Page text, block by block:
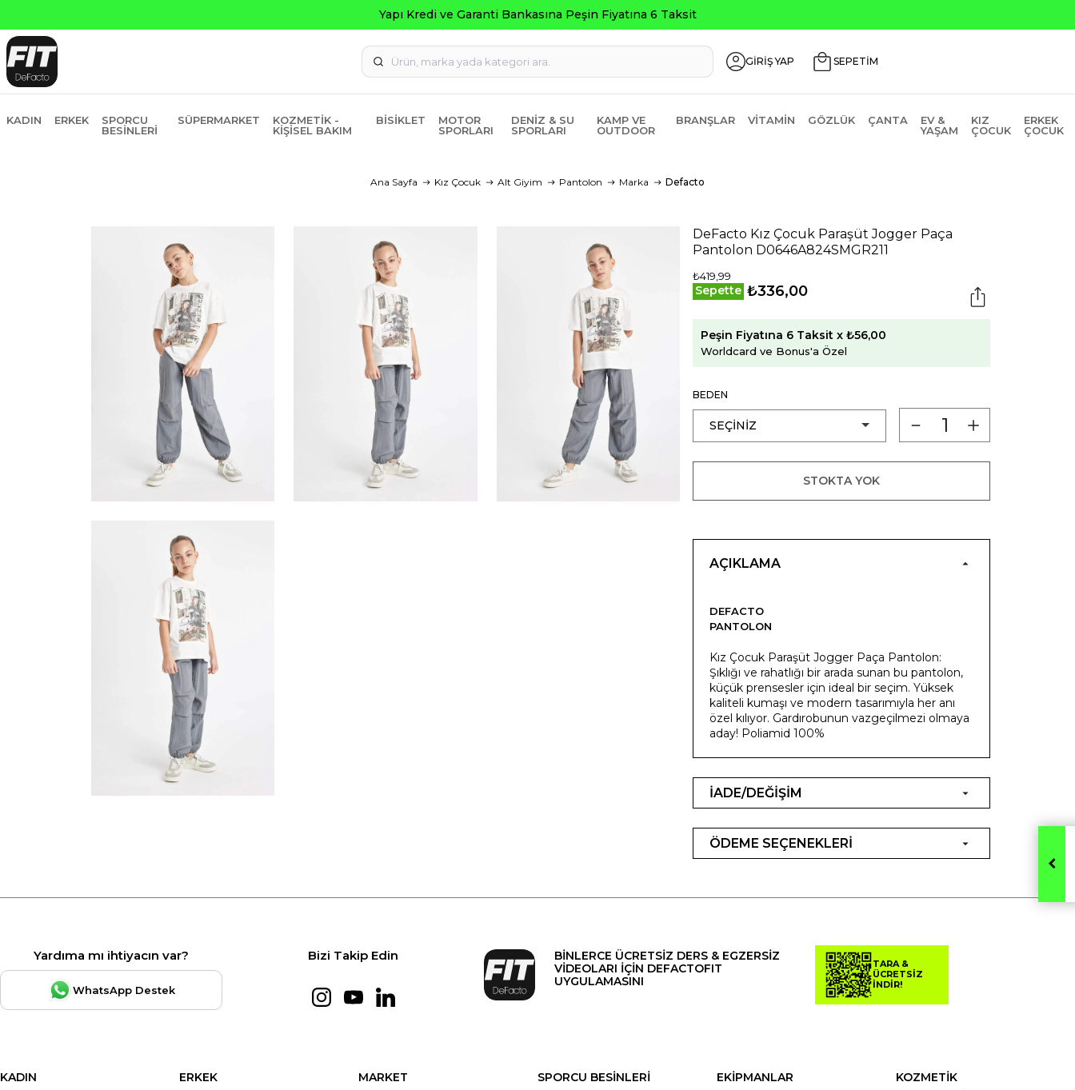
Yapı Kredi ve Garanti Bankasına Peşin Fiyatına 6 Taksit
GİRİŞ YAP SEPETİM
KADIN ERKEK
SPORCU
BESINLERI
SÜPERMARKET
KOZMETIK -
KIŞISEL BAKIM
BISIKLET
MOTOR
SPORLARI
DENIZ & SU
SPORLARI
KAMP VE
OUTDOOR
BRANŞLAR VITAMIN GÖZLÜK ÇANTA
EV &
YAŞAM
KIZ
ÇOCUK
ERKEK
ÇOCUK
Ana Sayfa Kız Çocuk Alt Giyim Pantolon Marka Defacto
DeFacto Kız Çocuk Paraşüt Jogger Paça
Pantolon D0646A824SMGR211
₺419,99
Sepette ₺336,00
Peşin Fiyatına 6 Taksit x ₺56,00
Worldcard ve Bonus'a Özel
BEDEN
STOKTA YOK
AÇIKLAMA
DEFACTO
PANTOLON
Kız Çocuk Paraşüt Jogger Paça Pantolon:
Şıklığı ve rahatlığı bir arada sunan bu pantolon,
küçük prensesler için ideal bir seçim. Yüksek
kaliteli kumaşı ve modern tasarımıyla her anı
özel kılıyor. Gardırobunun vazgeçilmezi olmaya
aday! Poliamid 100%
İADE/DEĞİŞİM
ÖDEME SEÇENEKLERİ
Yardıma mı ihtiyacın var?
WhatsApp Destek
Bizi Takip Edin
BİNLERCE ÜCRETSİZ DERS & EGZERSİZ
VİDEOLARI İÇİN DEFACTOFIT
UYGULAMASINI
TARA &
ÜCRETSİZ
İNDİR!
KADIN
ERKEK
MARKET
SPORCU BESİNLERİ
EKİPMANLAR
KOZMETİK